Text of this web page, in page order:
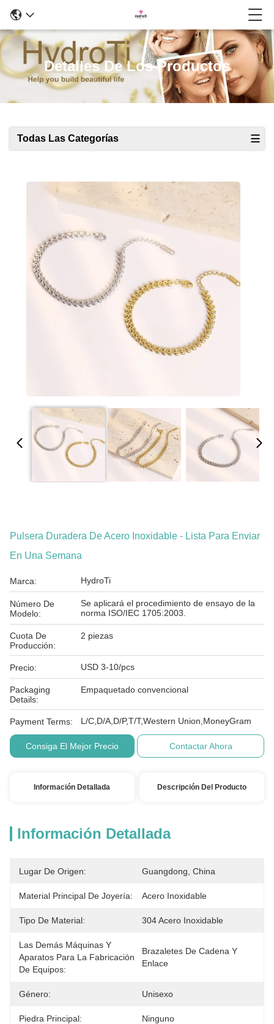
Detalles De Los Productos
Todas Las Categorías
Pulsera Duradera De Acero Inoxidable - Lista Para Enviar
En Una Semana
Marca: HydroTi
Número De
Modelo:
Se aplicará el procedimiento de ensayo de la
norma ISO/IEC 1705:2003.
Cuota De
Producción:
2 piezas
Precio: USD 3-10/pcs
Packaging
Details:
Empaquetado convencional
Payment Terms: L/C,D/A,D/P,T/T,Western Union,MoneyGram
Consiga El Mejor Precio Contactar Ahora
Información Detallada Descripción Del Producto
Información Detallada
Lugar De Origen: Guangdong, China
Material Principal De Joyería: Acero Inoxidable
Tipo De Material: 304 Acero Inoxidable
Las Demás Máquinas Y
Aparatos Para La Fabricación
De Equipos:
Brazaletes De Cadena Y
Enlace
Género: Unisexo
Piedra Principal: Ninguno